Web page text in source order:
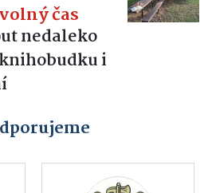
čas
nedaleko
i